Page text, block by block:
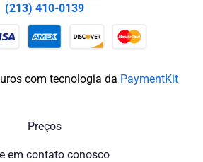
(213) 410-0139
com tecnologia da PaymentKit
Preços
em contato conosco